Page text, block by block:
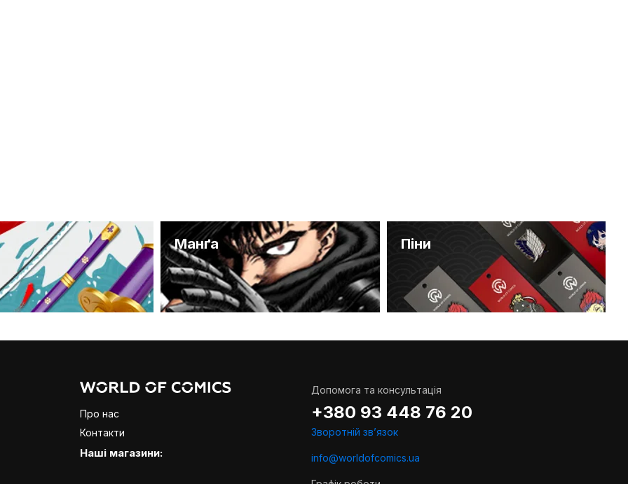
Манґа Піни
Про нас
Контакти
Наші магазини:
Допомога та консультація
+380 93 448 76 20
Зворотній звʼязок
info@worldofcomics.ua